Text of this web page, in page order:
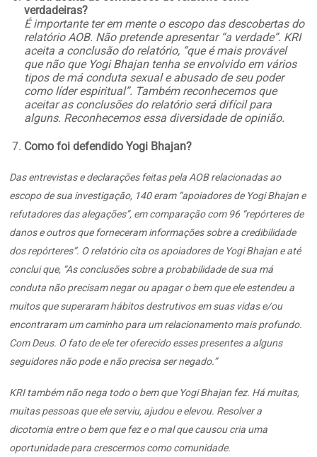
verdadeiras?
É importante ter em mente o escopo das descobertas do
relatório AOB. Não pretende apresentar “a verdade”. KRI
aceita a conclusão do relatório, “que é mais provável
que não que Yogi Bhajan tenha se envolvido em vários
tipos de má conduta sexual e abusado de seu poder
como líder espiritual”. Também reconhecemos que
aceitar as conclusões do relatório será difícil para
alguns. Reconhecemos essa diversidade de opinião.
Como foi defendido Yogi Bhajan?
Das entrevistas e declarações feitas pela AOB relacionadas ao
escopo de sua investigação, 140 eram “apoiadores de Yogi Bhajan e
refutadores das alegações”, em comparação com 96 “repórteres de
danos e outros que forneceram informações sobre a credibilidade
dos repórteres”. O relatório cita os apoiadores de Yogi Bhajan e até
conclui que, “As conclusões sobre a probabilidade de sua má
conduta não precisam negar ou apagar o bem que ele estendeu a
muitos que superaram hábitos destrutivos em suas vidas e/ou
encontraram um caminho para um relacionamento mais profundo.
Com Deus. O fato de ele ter oferecido esses presentes a alguns
seguidores não pode e não precisa ser negado.”
KRI também não nega todo o bem que Yogi Bhajan fez. Há muitas,
muitas pessoas que ele serviu, ajudou e elevou. Resolver a
dicotomia entre o bem que fez e o mal que causou cria uma
oportunidade para crescermos como comunidade.